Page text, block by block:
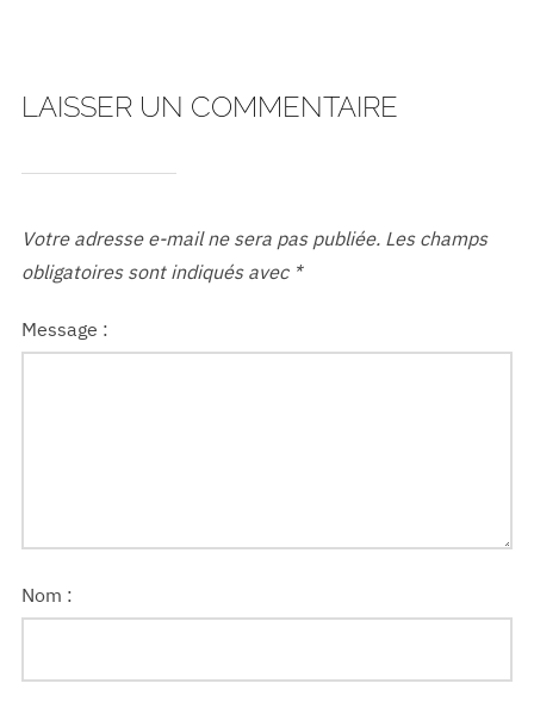
LAISSER UN COMMENTAIRE
Votre adresse e-mail ne sera pas publiée. Les champs
obligatoires sont indiqués avec *
Message :
Nom :